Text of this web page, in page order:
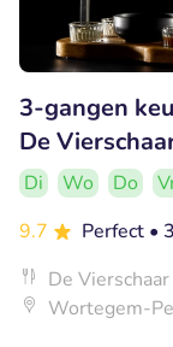
3-gangen
De
Di Wo Do
9.7
Perfect •
De
Wortegem-